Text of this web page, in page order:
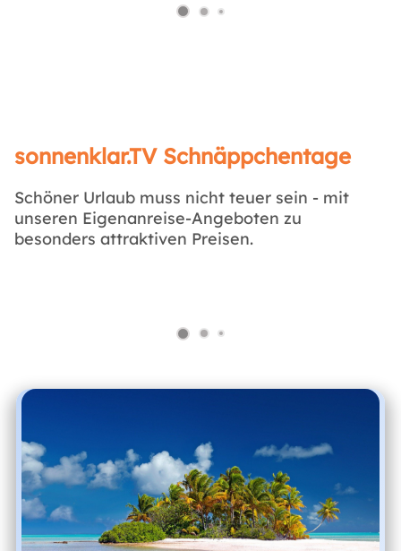
sonnenklar.TV Schnäppchentage
Schöner Urlaub muss nicht teuer sein - mit
unseren Eigenanreise-Angeboten zu
besonders attraktiven Preisen.